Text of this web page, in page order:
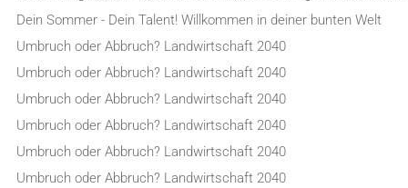
Dein Sommer - Dein Talent! Willkommen in deiner bunten Welt
Umbruch oder Abbruch? Landwirtschaft 2040
Umbruch oder Abbruch? Landwirtschaft 2040
Umbruch oder Abbruch? Landwirtschaft 2040
Umbruch oder Abbruch? Landwirtschaft 2040
Umbruch oder Abbruch? Landwirtschaft 2040
Umbruch oder Abbruch? Landwirtschaft 2040